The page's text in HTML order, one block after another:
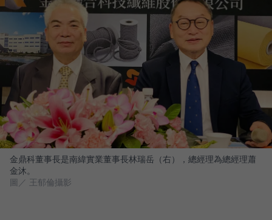
金鼎科董事長是南緯實業董事長林瑞岳（右），總經理為總經理蕭
金沐。
圖／ 王郁倫攝影